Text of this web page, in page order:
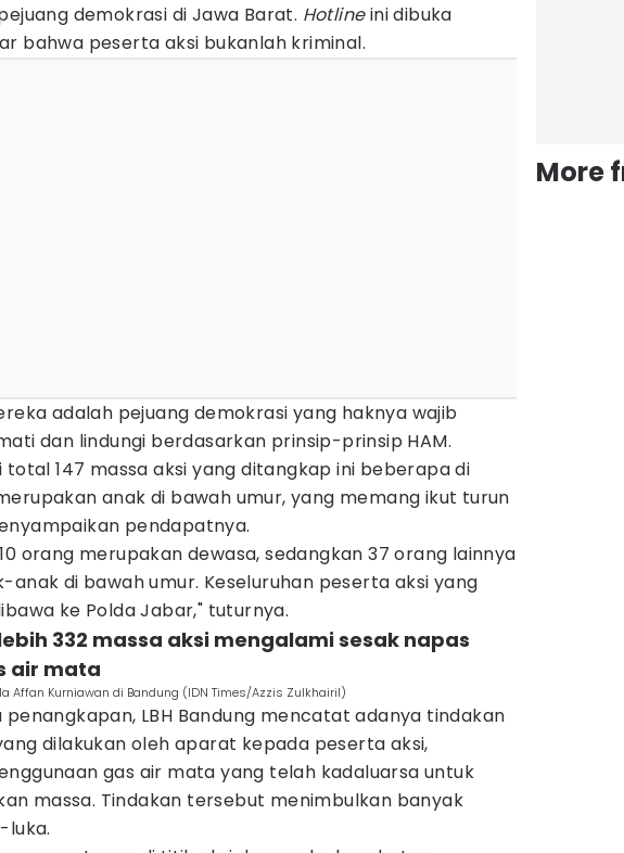
demokrasi di Jawa Barat. Hotlineini dibuka
bahwa peserta aksi bukanlah kriminal.
adalah pejuang demokrasi yang haknya wajib
dan lindungi berdasarkan prinsip-prinsip HAM.
total 147 massa aksi yang ditangkap ini beberapa di
anak di bawah umur, yang memang ikut turun
pendapatnya.
orang merupakan dewasa, sedangkan 37 orang lainnya
anak di bawah umur. Keseluruhan peserta aksi yang
ke Polda Jabar," tuturnya.
332 massa aksi mengalami sesak napas
air mata
Affan Kurniawan di Bandung (IDN Times/Azzis Zulkhairil)
penangkapan, LBH Bandung mencatat adanya tindakan
dilakukan oleh aparat kepada peserta aksi,
gas air mata yang telah kadaluarsa untuk
massa. Tindakan tersebut menimbulkan banyak
luka.
More